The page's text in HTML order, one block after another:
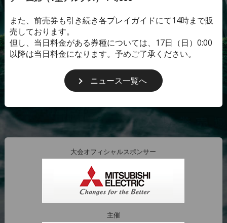
また、前売券も引き続き各プレイガイドにて14時まで販
売しております。
但し、当日料金がある券種については、17日（日）0:00
以降は当日料金になります。予めご了承ください。
ニュース一覧へ
大会オフィシャルスポンサー
主催